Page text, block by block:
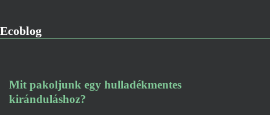
Ecoblog
Mit pakoljunk egy hulladékmentes
kiránduláshoz?